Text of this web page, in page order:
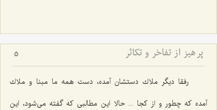
پرهیز از تفاخر و تكاثر 5
رفقا دیگر ملاك دستشان آمده، دست همه ما مبنا و ملاك
آمده كه چطور و از كجا ... حالا این مطالبی كه گفته می‌شود، این